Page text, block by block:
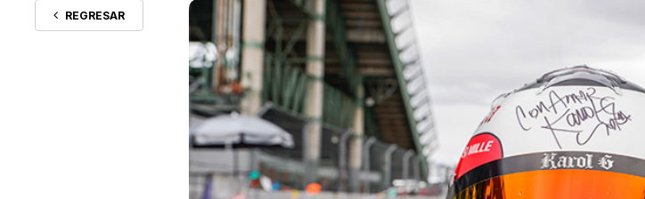
REGRESAR